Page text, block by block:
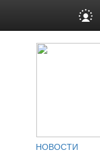
НОВОСТИ